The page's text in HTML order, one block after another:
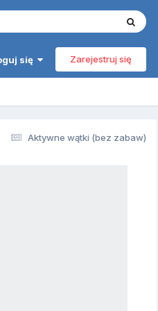
się Zarejestruj się
Aktywne wątki (bez zabaw)